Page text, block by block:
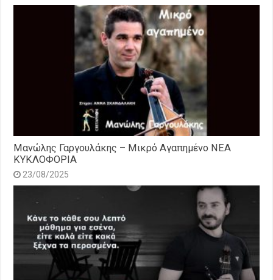
Μανώλης Γαργουλάκης – Μικρό Αγαπημένο NEΑ
ΚΥΚΛΟΦΟΡΙΑ
23/08/2025